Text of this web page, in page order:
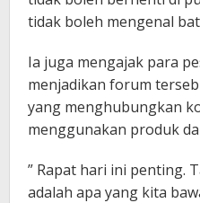
tidak boleh mengenal
Ia juga mengajak para
menjadikan forum
yang menghubungkan
menggunakan produk
” Rapat hari ini penting.
adalah apa yang kita